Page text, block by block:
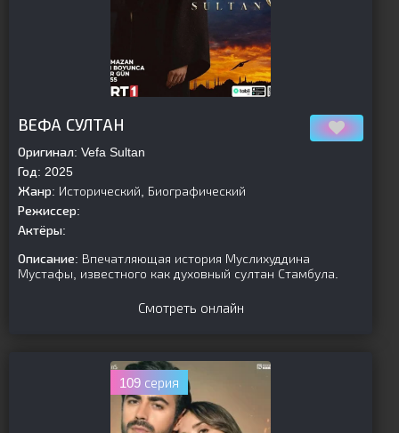
ВЕФА СУЛТАН
Оригинал: Vefa Sultan
Год: 2025
Жанр: Исторический, Биографический
Режиссер:
Актёры:
Описание: Впечатляющая история Муслихуддина
Мустафы, известного как духовный султан Стамбула.
Смотреть онлайн
109 серия